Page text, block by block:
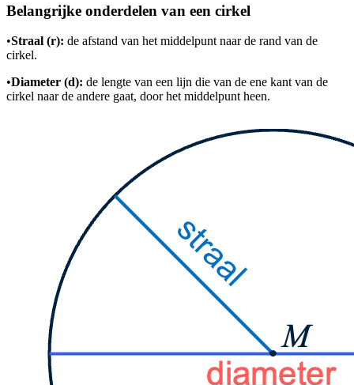
Belangrijke onderdelen van een cirkel
•Straal (r): de afstand van het middelpunt naar de rand van de
cirkel.
•Diameter (d): de lengte van een lijn die van de ene kant van de
cirkel naar de andere gaat, door het middelpunt heen.